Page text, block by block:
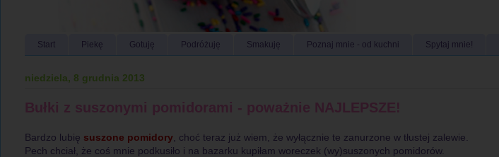
Start Piekę Gotuję Podróżuję Smakuję Poznaj mnie - od kuchni Spytaj mnie!
niedziela, 8 grudnia 2013
Bułki z suszonymi pomidorami - poważnie NAJLEPSZE!
Bardzo lubię suszone pomidory , choć teraz już wiem, że wyłącznie te zanurzone w tłustej zalewie.
Pech chciał, że coś mnie podkusiło i na bazarku kupiłam woreczek (wy)suszonych pomidorów.